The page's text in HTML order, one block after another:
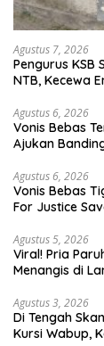
Agustus 7, 2026
Pengurus KSB
NTB, Kecewa
Agustus 6, 2026
Vonis Bebas
Ajukan
Agustus 6, 2026
Vonis Bebas
For Justice
Agustus 5, 2026
Viral! Pria
Menangis di
Agustus 3, 2026
Di Tengah
Kursi Wabup,